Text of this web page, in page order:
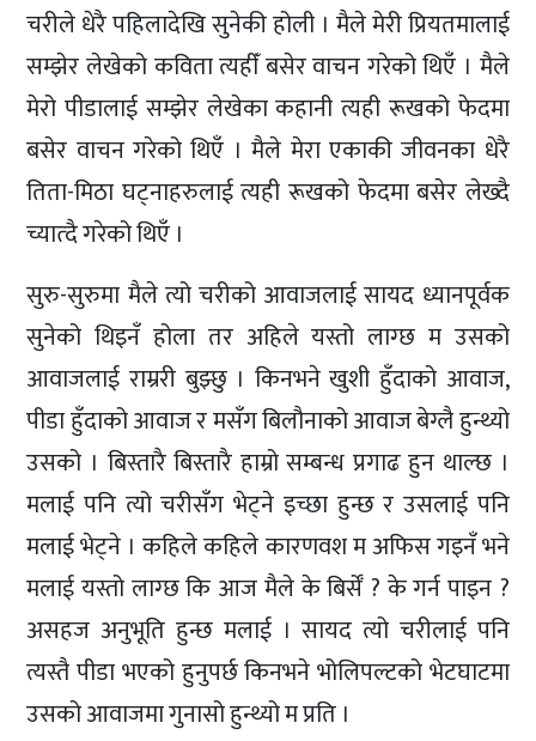
चरीले धेरै पहिलादेखि सुनेकी होली । मैले मेरी प्रियतमालाई
सम्झेर लेखेको कविता त्यहीँ बसेर वाचन गरेको थिएँ । मैले
मेरो पीडालाई सम्झेर लेखेका कहानी त्यही रूखको फेदमा
बसेर वाचन गरेको थिएँ । मैले मेरा एकाकी जीवनका धेरै
तिता-मिठा घट्नाहरुलाई त्यही रूखको फेदमा बसेर लेख्दै
च्यात्दै गरेको थिएँ ।
सुरु-सुरुमा मैले त्यो चरीको आवाजलाई सायद ध्यानपूर्वक
सुनेको थिइनँ होला तर अहिले यस्तो लाग्छ म उसको
आवाजलाई राम्ररी बुझ्छु । किनभने खुशी हुँदाको आवाज,
पीडा हुँदाको आवाज र मसँग बिलौनाको आवाज बेग्लै हुन्थ्यो
उसको । बिस्तारै बिस्तारै हाम्रो सम्बन्ध प्रगाढ हुन थाल्छ ।
मलाई पनि त्यो चरीसँग भेट्ने इच्छा हुन्छ र उसलाई पनि
मलाई भेट्ने । कहिले कहिले कारणवश म अफिस गइनँ भने
मलाई यस्तो लाग्छ कि आज मैले के बिर्सेँ ? के गर्न पाइन ?
असहज अनुभूति हुन्छ मलाई । सायद त्यो चरीलाई पनि
त्यस्तै पीडा भएको हुनुपर्छ किनभने भोलिपल्टको भेटघाटमा
उसको आवाजमा गुनासो हुन्थ्यो म प्रति ।